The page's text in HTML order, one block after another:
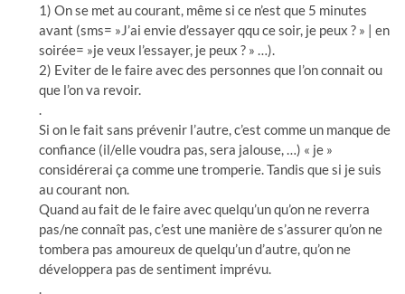
1) On se met au courant, même si ce n’est que 5 minutes
avant (sms= »J’ai envie d’essayer qqu ce soir, je peux ? » | en
soirée= »je veux l’essayer, je peux ? » …).
2) Eviter de le faire avec des personnes que l’on connait ou
que l’on va revoir.
.
Si on le fait sans prévenir l’autre, c’est comme un manque de
confiance (il/elle voudra pas, sera jalouse, …) « je »
considérerai ça comme une tromperie. Tandis que si je suis
au courant non.
Quand au fait de le faire avec quelqu’un qu’on ne reverra
pas/ne connaît pas, c’est une manière de s’assurer qu’on ne
tombera pas amoureux de quelqu’un d’autre, qu’on ne
développera pas de sentiment imprévu.
.